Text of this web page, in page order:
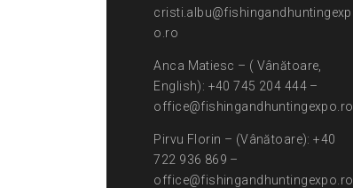
cristi.albu@fishingandhuntingexp
o.ro
Anca Matiesc – ( Vânătoare,
English): +40 745 204 444 –
office@fishingandhuntingexpo.ro
Pirvu Florin – (Vânătoare): +40
722 936 869 –
office@fishingandhuntingexpo.ro